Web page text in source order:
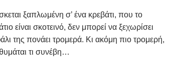
ξαπλωμένη σ’ ένα κρεβάτι, που το
είναι σκοτεινό, δεν μπορεί να ξεχωρίσει
της πονάει τρομερά. Κι ακόμη πιο τρομερή,
τι συνέβη…